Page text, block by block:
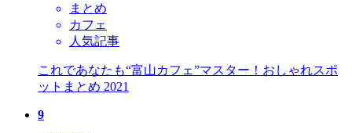
まとめ
カフェ
人気記事
これであなたも“富山カフェ”マスター！おしゃれスポ
ットまとめ 2021
9